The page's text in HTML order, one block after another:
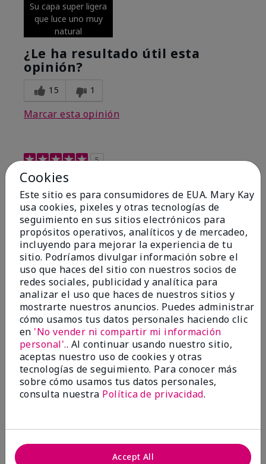
Su capa super ligera
que luce uno muy
natural
¿Le ha resultado útil esta
opinión?
15 1
Marcar esta opinión
5
Excellent
EnviadoHace 4 meses
Coverly
deColumbia Missouri
Evaluado en
marykay.com/en-us/
Comentarios sobre Mary Kay® CC Cream
Sunscreen Broad Spectrum SPF 15*
I have been wearing the cc cream for 8 years now. I
absolutely love it. Its not cakey it's not heavy and it
blends effortlessly. I get compliments all the time.
10/10 I definitely recommend.
Mostrar Traducción
Walking in victory
Sí, recomendaría a un amigo
Cookies
Este sitio es para consumidores de EUA. Mary Kay
usa cookies, pixeles y otras tecnologías de
seguimiento en sus sitios electrónicos para
propósitos operativos, analíticos y de mercadeo,
incluyendo para mejorar la experiencia de tu
sitio. Podríamos divulgar información sobre el
uso que haces del sitio con nuestros socios de
redes sociales, publicidad y analítica para
analizar el uso que haces de nuestros sitios y
mostrarte nuestros anuncios. Puedes administrar
cómo usamos tus datos personales haciendo clic
en 'No vender ni compartir mi información
personal'.. Al continuar usando nuestro sitio,
aceptas nuestro uso de cookies y otras
tecnologías de seguimiento. Para conocer más
sobre cómo usamos tus datos personales,
consulta nuestra Política de privacidad.
Accept All